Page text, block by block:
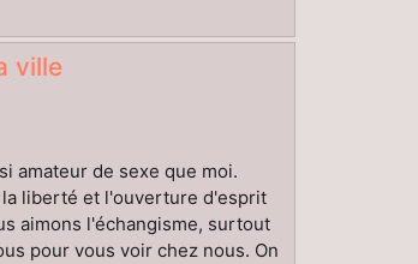
ville
amateur de sexe que moi.
liberté et l'ouverture d'esprit
aimons l'échangisme, surtout
pour vous voir chez nous. On